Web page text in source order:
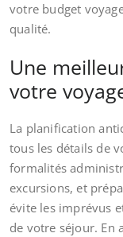
votre budget
qualité.
Une
votre
La planification
tous les détails de
formalités
excursions, et
évite les imprévus
de votre séjour. En